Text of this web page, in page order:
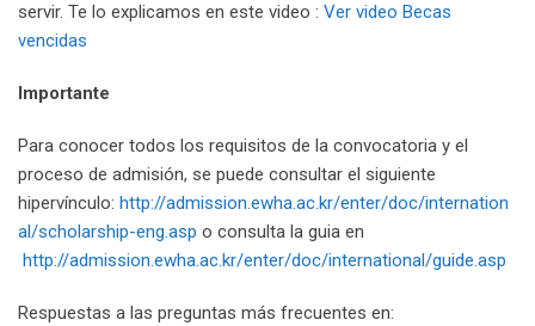
servir. Te lo explicamos en este video : Ver video Becas
vencidas
Importante
Para conocer todos los requisitos de la convocatoria y el
proceso de admisión, se puede consultar el siguiente
hipervínculo: http://admission.ewha.ac.kr/enter/doc/internation
al/scholarship-eng.asp o consulta la guia en
http://admission.ewha.ac.kr/enter/doc/international/guide.asp
Respuestas a las preguntas más frecuentes en: